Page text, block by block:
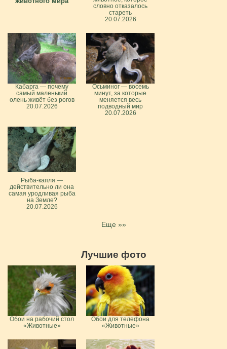
словно отказалось
стареть
20.07.2026
Кабарга — почему
самый маленький
олень живёт без рогов
20.07.2026
Осьминог — восемь
минут, за которые
меняется весь
подводный мир
20.07.2026
Рыба-капля —
действительно ли она
самая уродливая рыба
на Земле?
20.07.2026
Еще »»
Лучшие фото
Обои на рабочий стол
«Животные»
Обои для телефона
«Животные»